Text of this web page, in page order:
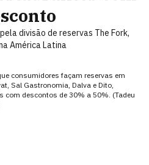
divisão de reservas The Fork,
América Latina
consumidores façam reservas em
Sal Gastronomia, Dalva e Dito,
com descontos de 30% a 50%. (Tadeu